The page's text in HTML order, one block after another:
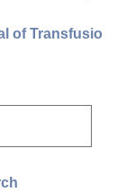
of Transfusio